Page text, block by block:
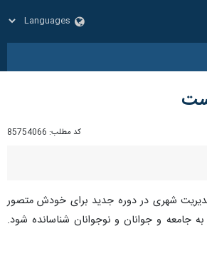
کد مطلب: 85754066
شهری در دوره جدید برای خودش متصور
جامعه و جوانان و نوجوانان شناسانده شود.